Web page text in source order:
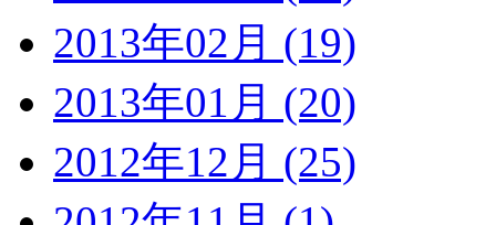
2013年02月 (19)
2013年01月 (20)
2012年12月 (25)